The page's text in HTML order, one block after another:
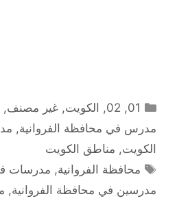
التصنيفات
01
,
02
, الكويت,غير مصنف,
مدرس في محافظة الفروانية,
الكويت, مناطق الكويت
الوسوم
محافظة الفروانية, مدرسات
مدرسين في محافظة الفروانية,